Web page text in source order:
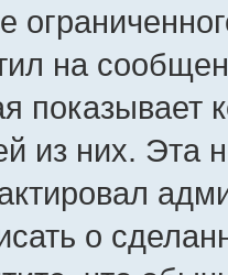
на
показывает
из них. Эта
о